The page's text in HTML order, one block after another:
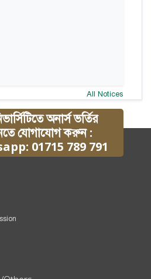
All Notices
অনার্স ভর্তির
যোগাযোগ করুন :
01715 789 791